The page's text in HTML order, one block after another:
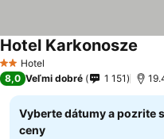
2 Počet hviezdičiek
Hotel
Hotel Karkonosze
8,0 Veľmi dobré 1 151
Vyberte dátumy a pozrite
ceny